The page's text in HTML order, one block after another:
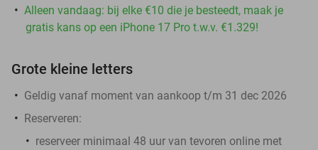
Alleen vandaag: bij elke €10 die je besteedt, maak je
gratis kans op een iPhone 17 Pro t.w.v. €1.329!
Grote kleine letters
Geldig vanaf moment van aankoop t/m 31 dec 2026
Reserveren:
reserveer minimaal 48 uur van tevoren online met